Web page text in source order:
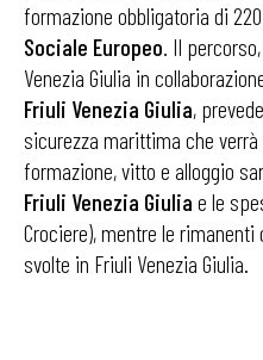
formazione obbligatoria di
Sociale Europeo. Il
Venezia Giulia in
Friuli Venezia Giulia,
sicurezza marittima che
formazione, vitto e alloggio
Friuli Venezia Giulia e le
Crociere), mentre le
svolte in Friuli Venezia Giulia.